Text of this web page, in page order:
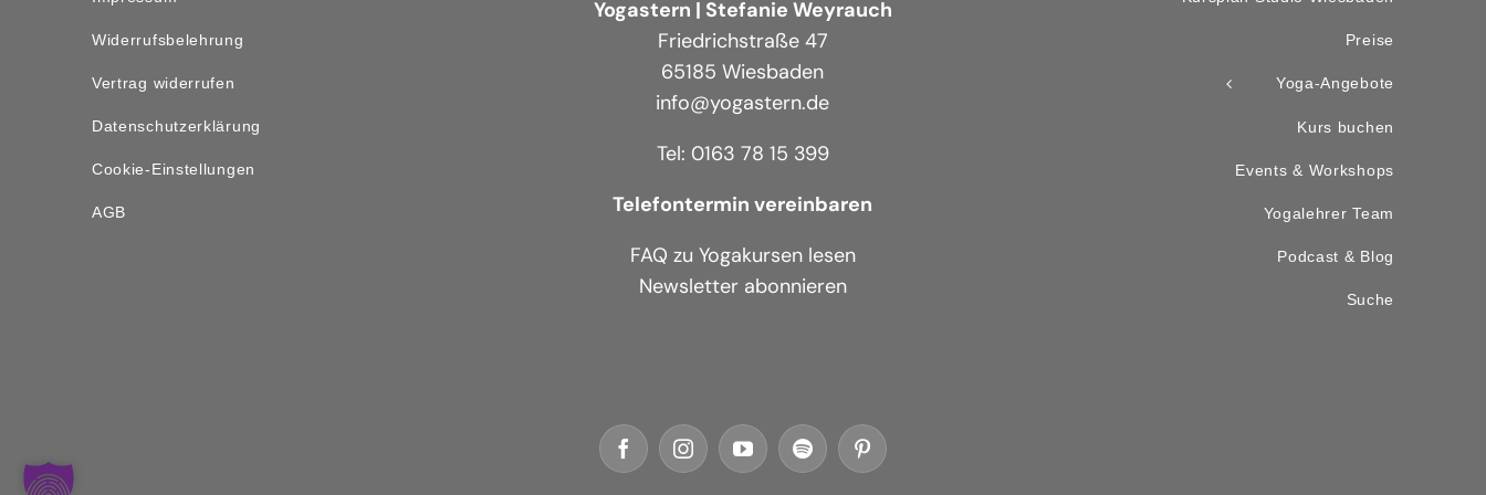
Widerrufsbelehrung
Vertrag widerrufen
Datenschutzerklärung
Cookie-Einstellungen
AGB
Yogastern | Stefanie Weyrauch
Friedrichstraße 47
65185 Wiesbaden
info@yogastern.de
Tel: 0163 78 15 399
Telefontermin vereinbaren
FAQ zu Yogakursen lesen
Newsletter abonnieren
Preise
Yoga-Angebote
Kurs buchen
Events & Workshops
Yogalehrer Team
Podcast & Blog
Suche
FacebookInstagramYouTubeSpotifyPinterest